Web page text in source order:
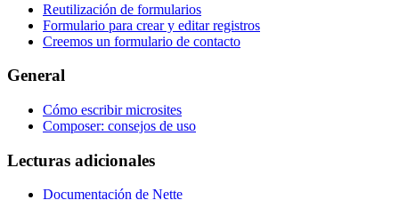
Reutilización de formularios
Formulario para crear y editar registros
Creemos un formulario de contacto
General
Cómo escribir microsites
Composer: consejos de uso
Lecturas adicionales
Documentación de Nette